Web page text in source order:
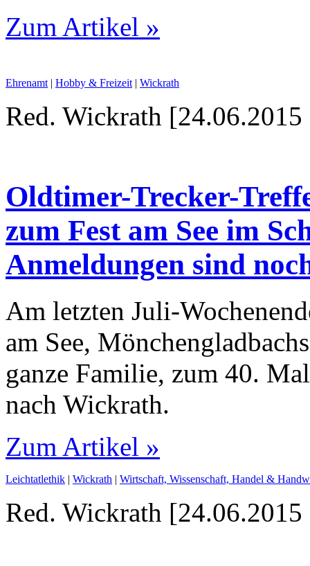
Zum Artikel »
Ehrenamt | Hobby & Freizeit | Wickrath
Red. Wickrath
Oldtimer-Trecker-
zum Fest am See im
Anmeldungen sind
Am letzten Juli-
am See,
ganze Familie, zum 40.
nach Wickrath.
Zum Artikel »
Leichtatlethik | Wickrath | Wirtschaft, Wissenschaft, Handel &
Red. Wickrath